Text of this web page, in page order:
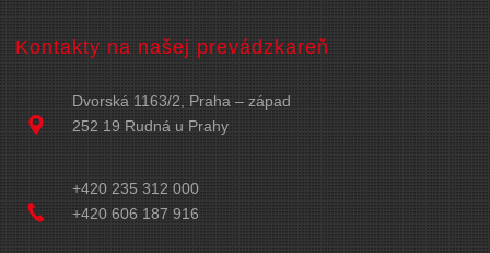
Kontakty na našej prevádzkareň
Dvorská 1163/2, Praha – západ
252 19 Rudná u Prahy
+420 235 312 000
+420 606 187 916